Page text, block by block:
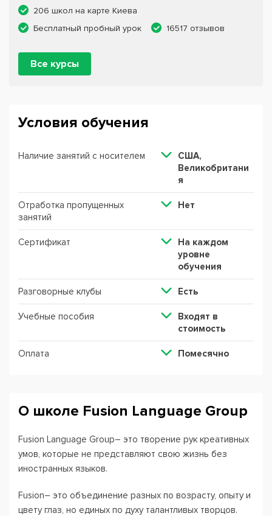
206 школ на карте Киева
Бесплатный пробный урок
16517 отзывов
Все курсы
Условия обучения
Наличие занятий с носителем
США,
Великобритани
я
Отработка пропущенных
занятий
Нет
Сертификат
На каждом
уровне
обучения
Разговорные клубы Есть
Учебные пособия
Входят в
стоимость
Оплата Помесячно
О школе Fusion Language Group
Fusion Language Group– это творение рук креативных
умов, которые не представляют свою жизнь без
иностранных языков.
Fusion– это объединение разных по возрасту, опыту и
цвету глаз, но единых по духу талантливых творцов.